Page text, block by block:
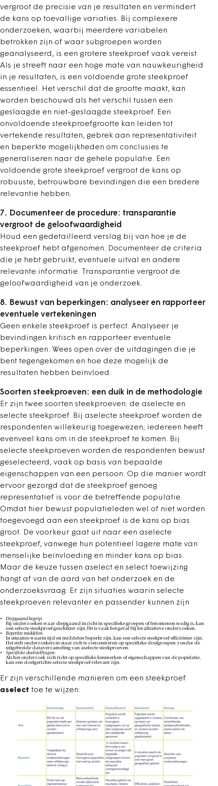
vergroot de precisie van je resultaten en vermindert
de kans op toevallige variaties. Bij complexere
onderzoeken, waarbij meerdere variabelen
betrokken zijn of waar subgroepen worden
geanalyseerd, is een grotere steekproef vaak vereist.
Als je streeft naar een hoge mate van nauwkeurigheid
in je resultaten, is een voldoende grote steekproef
essentieel. Het verschil dat de grootte maakt, kan
worden beschouwd als het verschil tussen een
geslaagde en niet-geslaagde steekproef. Een
onvoldoende steekproefgrootte kan leiden tot
vertekende resultaten, gebrek aan representativiteit
en beperkte mogelijkheden om conclusies te
generaliseren naar de gehele populatie. Een
voldoende grote steekproef vergroot de kans op
robuuste, betrouwbare bevindingen die een bredere
relevantie hebben.
7. Documenteer de procedure: transparantie
vergroot de geloofwaardigheid
Houd een gedetailleerd verslag bij van hoe je de
steekproef hebt afgenomen. Documenteer de criteria
die je hebt gebruikt, eventuele uitval en andere
relevante informatie. Transparantie vergroot de
geloofwaardigheid van je onderzoek.
8. Bewust van beperkingen: analyseer en rapporteer
eventuele vertekeningen
Geen enkele steekproef is perfect. Analyseer je
bevindingen kritisch en rapporteer eventuele
beperkingen. Wees open over de uitdagingen die je
bent tegengekomen en hoe deze mogelijk de
resultaten hebben beïnvloed.
Soorten steekproeven: een duik in de methodologie
Er zijn twee soorten steekproeven: de aselecte en
selecte steekproef. Bij aselecte steekproef worden de
respondenten willekeurig toegewezen; iedereen heeft
evenveel kans om in de steekproef te komen. Bij
selecte steekproeven worden de respondenten bewust
geselecteerd, vaak op basis van bepaalde
eigenschappen van een persoon. Op die manier wordt
ervoor gezorgd dat de steekproef genoeg
representatief is voor de betreffende populatie.
Omdat hier bewust populatieleden wel of niet worden
toegevoegd aan een steekproef is de kans op bias
groot. De voorkeur gaat uit naar een aselecte
steekproef, vanwege hun potentieel lagere mate van
menselijke beïnvloeding en minder kans op bias.
Maar de keuze tussen aselect en select toewijzing
hangt af van de aard van het onderzoek en de
onderzoeksvraag. Er zijn situaties waarin selecte
steekproeven relevanter en passender kunnen zijn
Diepgaand begrip:
Bij onderzoeken waar diepgaand inzicht in specifieke groepen of fenomenen nodig is, kan
een selecte steekproef geschikter zijn. Dit is vaak het geval bij kwalitatieve onderzoeken.
Beperkte middelen:
In situaties waarin tijd en middelen beperkt zijn, kan een selecte steekproef efficiënter zijn.
Het stelt onderzoekers in staat zich te concentreren op specifieke doelgroepen zonder de
uitgebreide dataverzameling van aselecte steekproeven.
Specifieke doelstellingen:
Als het onderzoek zich richt op specifieke kenmerken of eigenschappen van de populatie,
kan een doelgerichte selecte steekproef relevant zijn.
Er zijn verschillende manieren om een steekproef
aselect toe te wijzen: